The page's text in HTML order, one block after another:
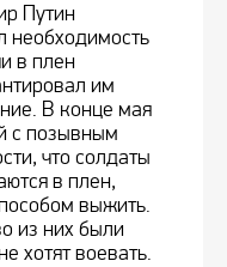
Путин
необходимость
в плен
им
В конце мая
с позывным
что солдаты
в плен,
выжить.
из них были
хотят воевать.